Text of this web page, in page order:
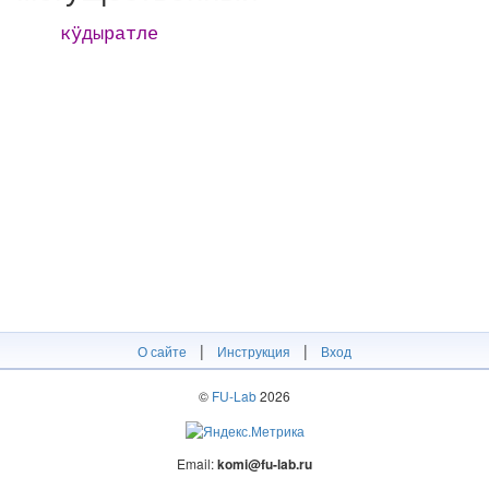
кӱдыратле
О сайте | Инструкция | Вход
© FU-Lab2026
Email:komi@fu-lab.ru